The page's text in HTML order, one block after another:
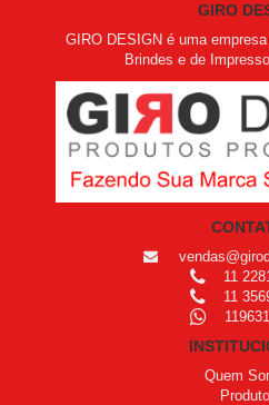
GIRO
GIRO DESIGN é uma
Brindes e de
11
11
Quem